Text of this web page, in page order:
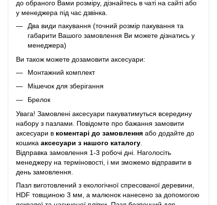
до обраного Вами розміру, дізнайтесь в чаті на сайті або
у менеджера під час дзвінка.
Два види пакування (точний розмір пакування та
габарити Вашого замовлення Ви можете дізнатись у
менеджера)
Ви також можете дозамовити аксесуари:
Монтажний комплект
Мішечок для зберігання
Брелок
Увага! Замовлені аксесуари пакуватимуться всередину
набору з пазлами. Повідомте про бажання замовити
аксесуари в коментарі до замовлення або додайте до
кошика аксесуари з нашого каталогу
Відправка замовлення 1-3 робочі дні. Наголосіть
менеджеру на терміновості, і ми зможемо відправити в
день замовлення.
Пазл виготовлений з екологічної спресованої деревини,
HDF товщиною 3 мм, а малюнок нанесено за допомогою